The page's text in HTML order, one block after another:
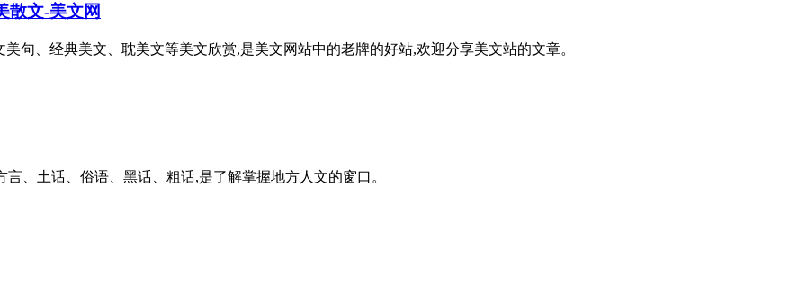
散文-美文网
句、经典美文、耽美文等美文欣赏,是美文网站中的老牌的好站,欢迎分享美文站的文章。
、土话、俗语、黑话、粗话,是了解掌握地方人文的窗口。